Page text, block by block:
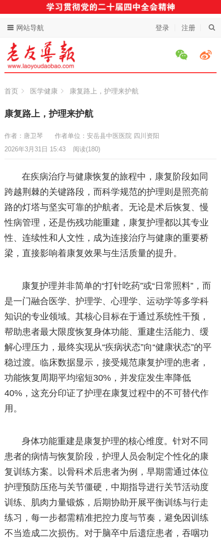
登录 注册
网站导航
首页 医学健康 康复路上，护理来护航
康复路上，护理来护航
作者：唐卫琴
作者单位：安岳县中医医院 四川资阳
2026年3月31日 15:43
阅读(180)
在疾病治疗与健康恢复的旅程中，康复阶段如同
跨越荆棘的关键路段，而科学规范的护理则是照亮前
路的灯塔与坚实可靠的护航者。无论是术后恢复、慢
性病管理，还是伤残功能重建，康复护理都以其专业
性、连续性和人文性，成为连接治疗与健康的重要桥
梁，直接影响着康复效果与生活质量的提升。
康复护理并非简单的“打针吃药”或“日常照料”，而
是一门融合医学、护理学、心理学、运动学等多学科
知识的专业领域。其核心目标在于通过系统性干预，
帮助患者最大限度恢复身体功能、重建生活能力、缓
解心理压力，最终实现从“疾病状态”向“健康状态”的平
稳过渡。临床数据显示，接受规范康复护理的患者，
功能恢复周期平均缩短30%，并发症发生率降低
40%，这充分印证了护理在康复过程中的不可替代作
用。
身体功能重建是康复护理的核心维度。针对不同
患者的病情与恢复阶段，护理人员会制定个性化的康
复训练方案。以骨科术后患者为例，早期需通过体位
护理预防压疮与关节僵硬，中期指导进行关节活动度
训练、肌肉力量锻炼，后期协助开展平衡训练与行走
练习，每一步都需精准把控力度与节奏，避免因训练
不当造成二次损伤。对于脑卒中后遗症患者，吞咽功